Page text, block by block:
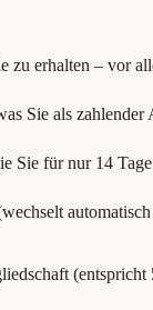
zu erhalten – vor
Sie als
Sie für nur 14
(entspricht